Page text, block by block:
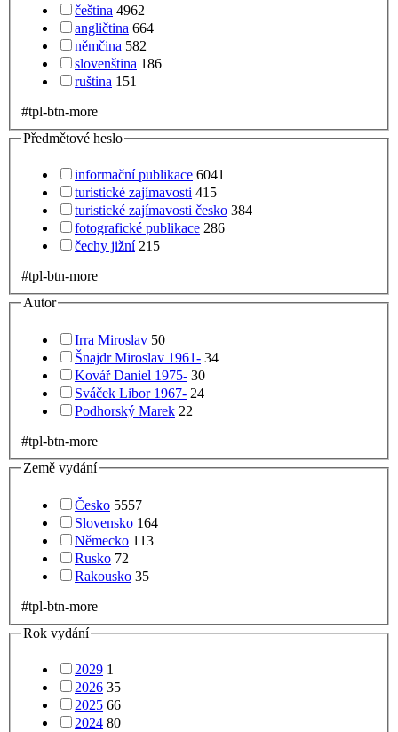
čeština 4962
angličtina 664
němčina 582
slovenština 186
ruština 151
#tpl-btn-more
Předmětové heslo
informační publikace 6041
turistické zajímavosti 415
turistické zajímavosti česko 384
fotografické publikace 286
čechy jižní 215
#tpl-btn-more
Autor
Irra Miroslav 50
Šnajdr Miroslav 1961- 34
Kovář Daniel 1975- 30
Sváček Libor 1967- 24
Podhorský Marek 22
#tpl-btn-more
Země vydání
Česko 5557
Slovensko 164
Německo 113
Rusko 72
Rakousko 35
#tpl-btn-more
Rok vydání
2029 1
2026 35
2025 66
2024 80